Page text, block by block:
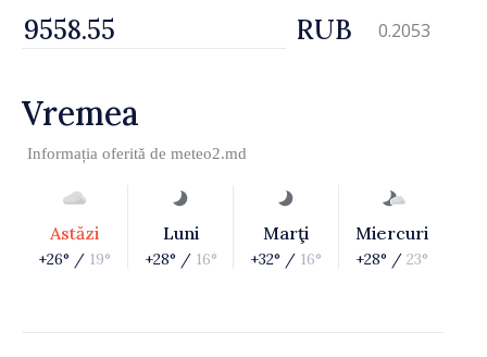
RUB 0.2053
Vremea
Informația oferită de meteo2.md
Astăzi
+26° / 19°
Luni
+28° / 16°
Marţi
+32° / 16°
Miercuri
+28° / 23°